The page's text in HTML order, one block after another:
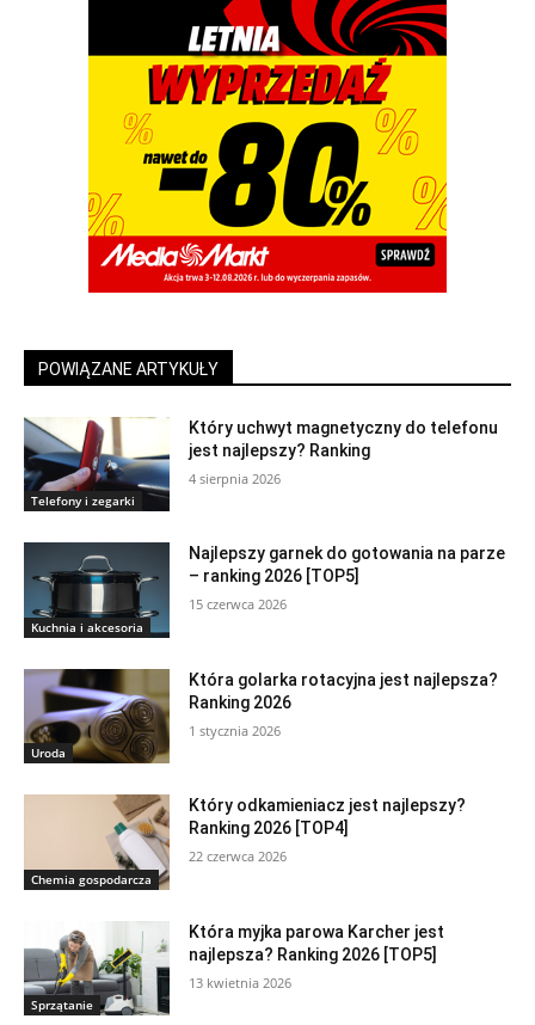
POWIĄZANE ARTYKUŁY
Telefony i zegarki
Który uchwyt magnetyczny do telefonu
jest najlepszy? Ranking
4 sierpnia 2026
Kuchnia i akcesoria
Najlepszy garnek do gotowania na parze
– ranking 2026 [TOP5]
15 czerwca 2026
Uroda
Która golarka rotacyjna jest najlepsza?
Ranking 2026
1 stycznia 2026
Chemia gospodarcza
Który odkamieniacz jest najlepszy?
Ranking 2026 [TOP4]
22 czerwca 2026
Sprzątanie
Która myjka parowa Karcher jest
najlepsza? Ranking 2026 [TOP5]
13 kwietnia 2026